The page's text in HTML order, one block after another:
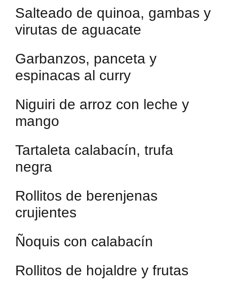
Salteado de quinoa, gambas y
virutas de aguacate
Garbanzos, panceta y
espinacas al curry
Niguiri de arroz con leche y
mango
Tartaleta calabacín, trufa
negra
Rollitos de berenjenas
crujientes
Ñoquis con calabacín
Rollitos de hojaldre y frutas